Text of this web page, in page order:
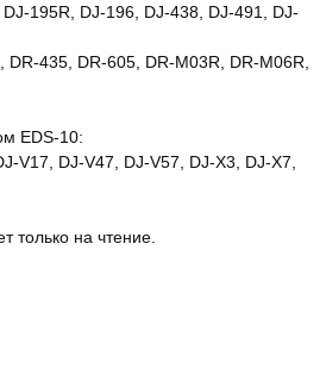
195R, DJ-196, DJ-438, DJ-491, DJ-
435, DR-605, DR-M03R, DR-M06R,
EDS-10:
V17, DJ-V47, DJ-V57, DJ-X3, DJ-X7,
только на чтение.